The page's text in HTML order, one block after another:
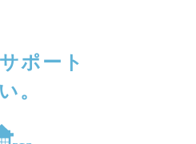
ポート
。